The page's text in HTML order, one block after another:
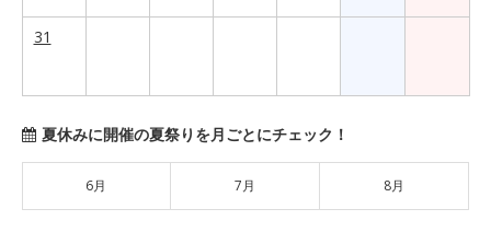
31
夏休みに開催の夏祭りを月ごとにチェック！
6月 7月 8月